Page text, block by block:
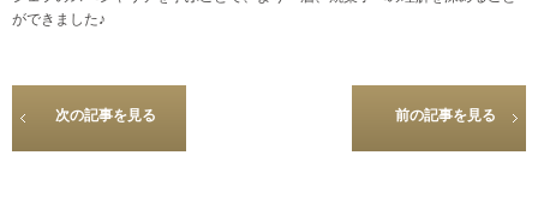
ができました♪
次の記事を見る 前の記事を見る